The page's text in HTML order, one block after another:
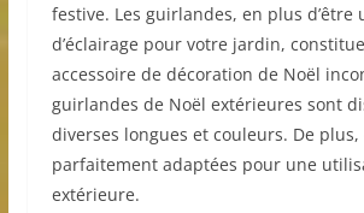
festive. Les guirlandes, en plus d’être
d’éclairage pour votre jardin,
accessoire de décoration de Noël
guirlandes de Noël extérieures sont
diverses longues et couleurs. De
parfaitement adaptées pour une
extérieure.